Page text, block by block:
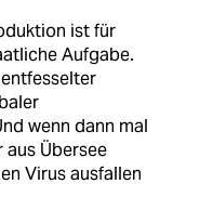
ist für
Aufgabe.
wenn dann mal
Übersee
Virus ausfallen